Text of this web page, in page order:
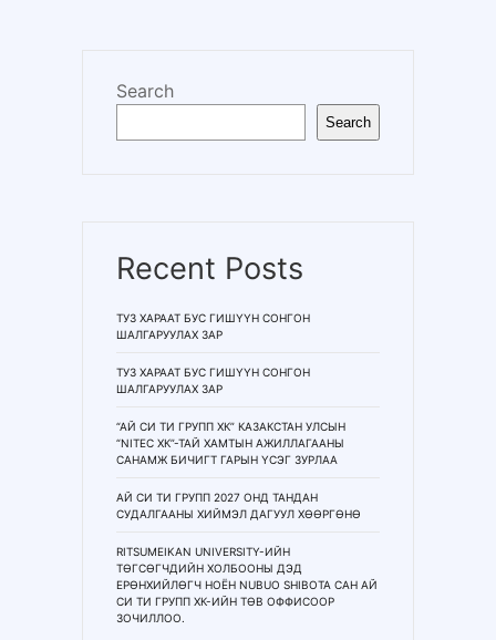
Search
Search
Recent Posts
ТУЗ ХАРААТ БУС ГИШҮҮН СОНГОН
ШАЛГАРУУЛАХ ЗАР
ТУЗ ХАРААТ БУС ГИШҮҮН СОНГОН
ШАЛГАРУУЛАХ ЗАР
“АЙ СИ ТИ ГРУПП ХК” КАЗАКСТАН УЛСЫН
“NITEC ХК”-ТАЙ ХАМТЫН АЖИЛЛАГААНЫ
САНАМЖ БИЧИГТ ГАРЫН ҮСЭГ ЗУРЛАА
АЙ СИ ТИ ГРУПП 2027 ОНД ТАНДАН
СУДАЛГААНЫ ХИЙМЭЛ ДАГУУЛ ХӨӨРГӨНӨ
RITSUMEIKAN UNIVERSITY-ИЙН
ТӨГСӨГЧДИЙН ХОЛБООНЫ ДЭД
ЕРӨНХИЙЛӨГЧ НОЁН NUBUO SHIBOTA САН АЙ
СИ ТИ ГРУПП ХК-ИЙН ТӨВ ОФФИСООР
ЗОЧИЛЛОО.